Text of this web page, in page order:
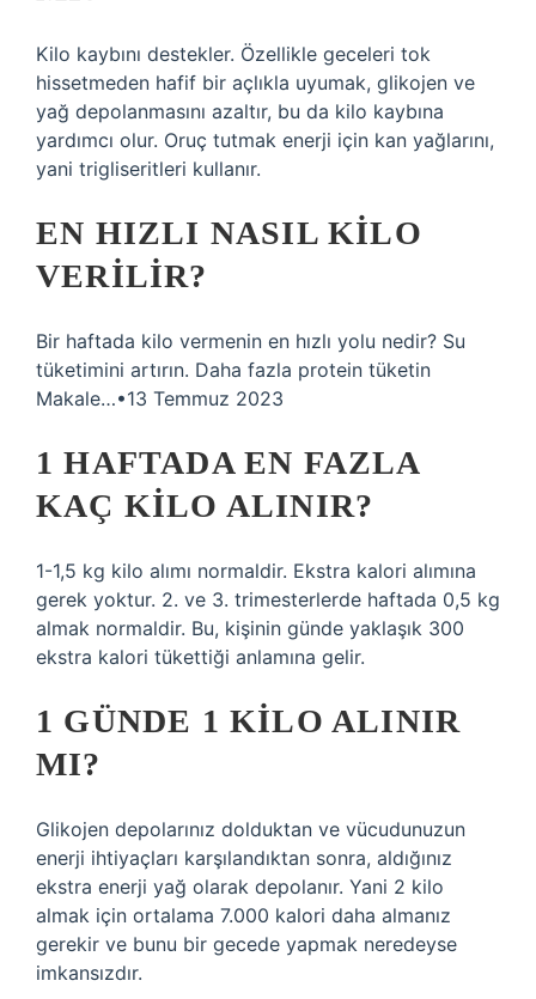
Kilo kaybını destekler. Özellikle geceleri tok
hissetmeden hafif bir açlıkla uyumak, glikojen ve
yağ depolanmasını azaltır, bu da kilo kaybına
yardımcı olur. Oruç tutmak enerji için kan yağlarını,
yani trigliseritleri kullanır.
EN HIZLI NASIL KILO
VERILIR?
Bir haftada kilo vermenin en hızlı yolu nedir? Su
tüketimini artırın. Daha fazla protein tüketin
Makale…•13 Temmuz 2023
1 HAFTADA EN FAZLA
KAÇ KILO ALINIR?
1-1,5 kg kilo alımı normaldir. Ekstra kalori alımına
gerek yoktur. 2. ve 3. trimesterlerde haftada 0,5 kg
almak normaldir. Bu, kişinin günde yaklaşık 300
ekstra kalori tükettiği anlamına gelir.
1 GÜNDE 1 KILO ALINIR
MI?
Glikojen depolarınız dolduktan ve vücudunuzun
enerji ihtiyaçları karşılandıktan sonra, aldığınız
ekstra enerji yağ olarak depolanır. Yani 2 kilo
almak için ortalama 7.000 kalori daha almanız
gerekir ve bunu bir gecede yapmak neredeyse
imkansızdır.